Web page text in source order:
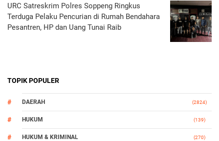
URC Satreskrim Polres Soppeng Ringkus
Terduga Pelaku Pencurian di Rumah Bendahara
Pesantren, HP dan Uang Tunai Raib
TOPIK POPULER
DAERAH (2824)
HUKUM (139)
HUKUM & KRIMINAL (270)